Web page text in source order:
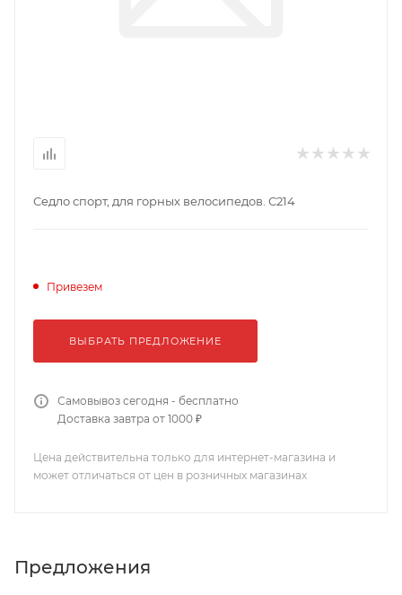
Седло спорт, для горных велосипедов. С214
Привезем
ВЫБРАТЬ ПРЕДЛОЖЕНИЕ
Самовывоз сегодня - бесплатно
Доставка завтра от 1000 ₽
Цена действительна только для интернет-магазина и
может отличаться от цен в розничных магазинах
Предложения